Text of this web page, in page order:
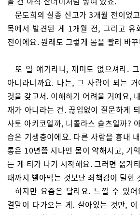
문도희의 실종 신고가 3개월 전이었
목에서 발견된 게 1개월 전, 그리고 유
전이에요. 원래도 그렇게 몸을 빨리 바
또 일 얘기라니, 재미도 없으셔라.
아니라니까요. 나는, 그 사람이 되는
것을 갖고서. 이해하기 어려울 거예요,
재가 아니라는 건. 끊임없이 질문하게
사토 아키코일까, 니콜라스 슐츠일까?
습은 기생충이에요. 다른 사람을 흉내
통은 10년쯤 지나면 몸이 약해지고, 기
는 게 티가 나기 시작해요. 그러면 옮겨
때까지 빨아먹는 것보단 죄책감이 덜한
하지만 요즘은 달라요. 느낄 수 있
결말이 다가오는 게. 살아있는 것만,